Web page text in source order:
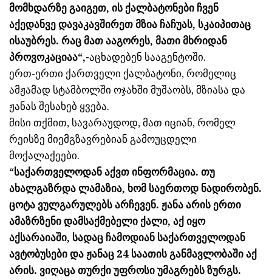
მომხდარზე გაიგეთ, ის ქალბატონები ჩვენ
აქედანვე დავაკავშირეთ მზია ჩაჩუას, სკაიპითაც
ისაუბრეს. რაც მათ ააგორეს, მათი მხრიდან
პროვოკაციაა“,-აცხადებენ სააგენტოში.
ერთ-ერთი ქართველი ქალბატონი, რომელიც
ამჟამად სტამბოლში ოჯახში მუშაობს, მზიასა და
ჟანას შესახებ ყვება.
მისი თქმით, სავარაუდოდ, მათ იციან, რომელ
რეისზე მიემგზავრებიან გამოუცდელი
მოქალაქეები.
“საქართველოდან აქვთ ინფორმაცია. თუ
ახალგაზრდა ლამაზია, ხომ საერთოდ ნადირობენ.
ცოტა ვულგარულებს არჩევენ. ჟანა არის ერთი
ამაზრზენი დამსაქმებელი ქალი, აქ იყო
აქსარაიაში, სადაც ჩამოდიან საქართველოდან
ავტობუსები და ჟანაც 24 საათის განმავლობაში აქ
არის. ვიღაცა თურქი უფროსი უმაგრებს ზურგს.